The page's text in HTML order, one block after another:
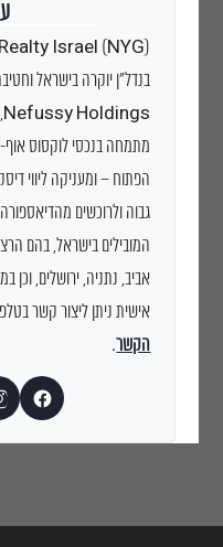
בנדל״ן יוקרה בישראל
מתמחה בנכסי לוקסוס
הפתוח – ומעניקה ליווי
גבוה ולרוכשים
המובילים בישראל, בהם
אביב, נתניה, ירושלים, וכן
אישית ניתן ליצור קשר
הקשר.